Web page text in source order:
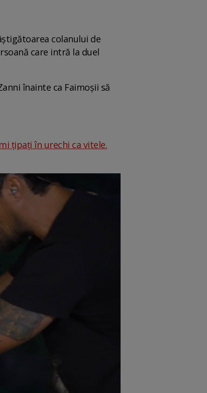
colanului de
care intră la duel
înainte ca Faimoșii să
țipați în urechi ca vitele.